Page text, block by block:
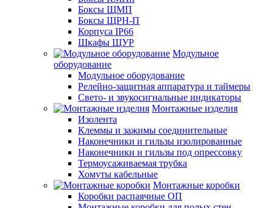
Боксы ЩМП
Боксы ЩРН-П
Корпуса IP66
Шкафы ЩУР
Модульное
оборудование
Модульное оборудование
Релейно-защитная аппаратура и таймеры
Свето- и звукосигнальные индикаторы
Монтажные изделия
Изолента
Клеммы и зажимы соединительные
Наконечники и гильзы изолированные
Наконечники и гильзы под опрессовку
Термоусаживаемая трубка
Хомуты кабельные
Монтажные коробки
Коробки распаячные ОП